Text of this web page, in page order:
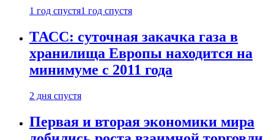
1 год спустя1 год спустя
ТАСС: суточная закачка газа в
хранилища Европы находится на
минимуме с 2011 года
2 дня спустя
Первая и вторая экономики мира